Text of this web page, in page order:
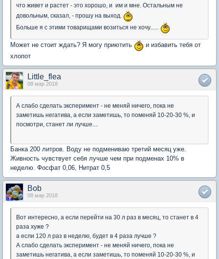
что живет и растет - это хорошо, и им и мне. Остальным не
довольным, сказал, - прошу на выход.
Больше я с этими товарищами возиться не хочу......
Может не стоит ждать? Я могу приютить
и избавить тебя от
хлопот
Little_flea
08 мар 2018
А слабо сделать эксперимент - не меняй ничего, пока не
заметишь негатива, а если заметишь, то поменяй 10-20-30 %, и
посмотри, станет ли лучше....
Банка 200 литров. Воду не подмениваю третий месяц уже.
Живность чувствует себя лучше чем при подменах 10% в
неделю. Фосфат 0,06, Нитрат 0,5
Bob
08 мар 2018
Вот интересно, а если перейти на 30 л раз в месяц, то станет в 4
раза хуже ?
а если 120 л раз в неделю, будет в 4 раза лучше ?
А слабо сделать эксперимент - не меняй ничего, пока не
заметишь негатива, а если заметишь, то поменяй 10-20-30 %, и